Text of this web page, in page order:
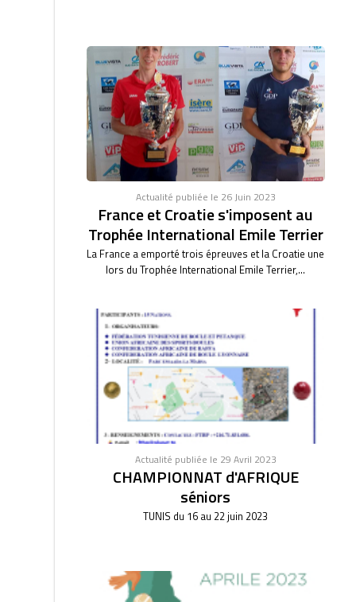
Actualité publiée le 26 Juin 2023
France et Croatie s'imposent au
Trophée International Emile Terrier
La France a emporté trois épreuves et la Croatie une
lors du Trophée International Emile Terrier,...
Actualité publiée le 29 Avril 2023
CHAMPIONNAT d'AFRIQUE
séniors
TUNIS du 16 au 22 juin 2023